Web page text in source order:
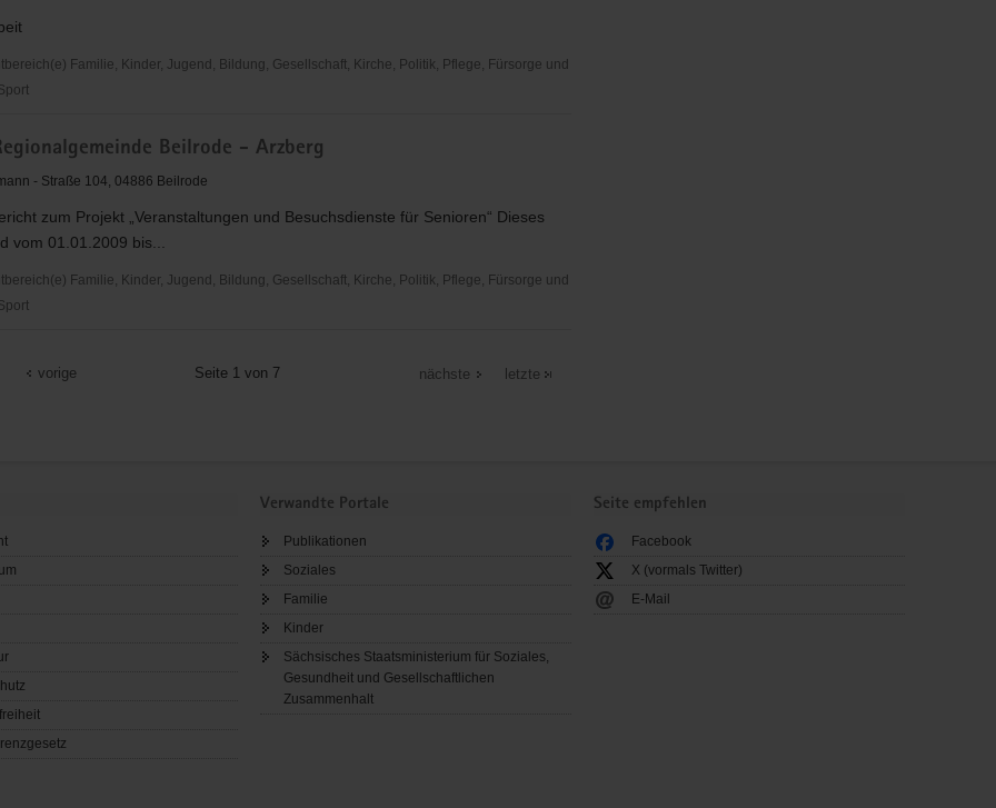
Familie, Kinder, Jugend, Bildung, Gesellschaft, Kirche, Politik, Pflege, Fürsorge und
Beilrode - Arzberg
- Straße 104, 04886 Beilrode
zum Projekt „Veranstaltungen und Besuchsdienste für Senioren“ Dieses
vom 01.01.2009 bis...
Familie, Kinder, Jugend, Bildung, Gesellschaft, Kirche, Politik, Pflege, Fürsorge und
vorige Seite 1 von 7 nächste letzte
Verwandte Portale
Publikationen
Soziales
Familie
Kinder
Sächsisches Staatsministerium für Soziales,
Gesundheit und Gesellschaftlichen
Zusammenhalt
Seite empfehlen
Facebook
X (vormals Twitter)
E-Mail